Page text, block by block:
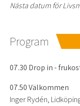
Nästa datum för
Program
07.30 Drop in -
07.50 Välkommen
Inger Rydén,